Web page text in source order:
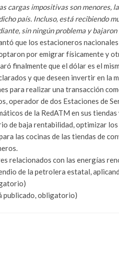
cargas impositivas son menores,
país. Incluso, está recibiendo
sin ningún problema y
que los estacioneros
por emigrar físicamente y
finalmente que el dólar es el
y que deseen invertir en la
para realizar una transacción
operador de dos Estaciones de
de la RedATM en sus
de baja rentabilidad, optimizar
las cocinas de las tiendas de
relacionados con las energías
de la petrolera estatal,
publicado, obligatorio)